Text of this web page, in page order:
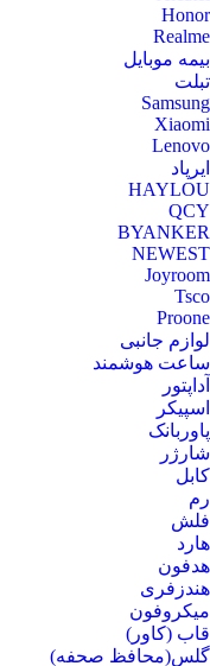
Honor
Realme
بیمه موبایل
تبلت
Samsung
Xiaomi
Lenovo
ایرپاد
HAYLOU
QCY
BYANKER
NEWEST
Joyroom
Tsco
Proone
لوازم جانبی
ساعت هوشمند
آداپتور
اسپیکر
پاوربانک
شارژر
کابل
رم
فلش
هارد
هدفون
هندزفری
میکروفون
قاب (کاور)
گلس(محافظ صحفه)